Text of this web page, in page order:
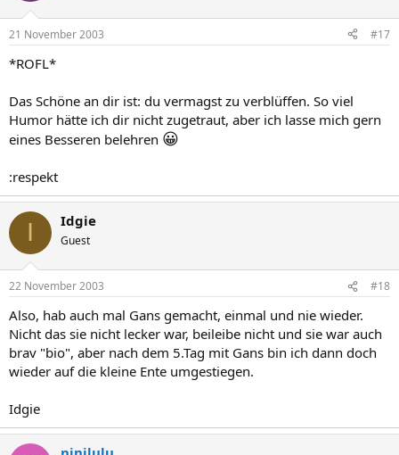
21 November 2003 #17
*ROFL*
Das Schöne an dir ist: du vermagst zu verblüffen. So viel
Humor hätte ich dir nicht zugetraut, aber ich lasse mich gern
eines Besseren belehren 😀
:respekt
I Idgie
Guest
22 November 2003 #18
Also, hab auch mal Gans gemacht, einmal und nie wieder.
Nicht das sie nicht lecker war, beileibe nicht und sie war auch
brav "bio", aber nach dem 5.Tag mit Gans bin ich dann doch
wieder auf die kleine Ente umgestiegen.
Idgie